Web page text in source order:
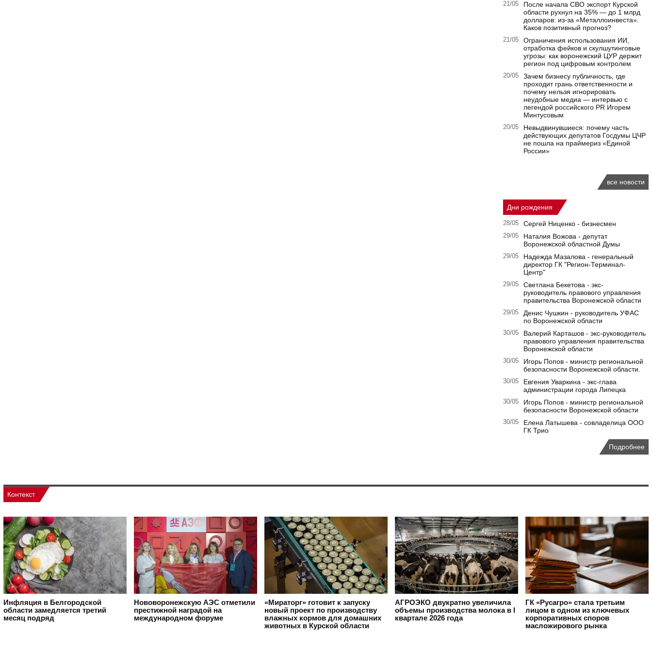
21/05
После начала СВО экспорт Курской
области рухнул на 35% — до 1 млрд
долларов: из-за «Металлоинвеста».
Каков позитивный прогноз?
21/05
Ограничения использования ИИ,
отработка фейков и скулшутинговые
угрозы: как воронежский ЦУР держит
регион под цифровым контролем
20/05
Зачем бизнесу публичность, где
проходит грань ответственности и
почему нельзя игнорировать
неудобные медиа — интервью с
легендой российского PR Игорем
Минтусовым
20/05
Невыдвинувшиеся: почему часть
действующих депутатов Госдумы ЦЧР
не пошла на праймериз «Единой
России»
все новости
Дни рождения
28/05 Сергей Ниценко - бизнесмен
29/05
Наталия Вожова - депутат
Воронежской областной Думы
29/05
Надежда Мазалова - генеральный
директор ГК "Регион-Терминал-
Центр"
29/05
Светлана Бекетова - экс-
руководитель правового управления
правительства Воронежской области
29/05
Денис Чушкин - руководитель УФАС
по Воронежской области
30/05
Валерий Карташов - экс-руководитель
правового управления правительства
Воронежской области
30/05
Игорь Попов - министр региональной
безопасности Воронежской области.
30/05
Евгения Уваркина - экс-глава
администрации города Липецка
30/05
Игорь Попов - министр региональной
безопасности Воронежской области
30/05
Елена Латышева - совладелица ООО
ГК Трио
Подробнее
Контекст
Инфляция в Белгородской
области замедляется третий
месяц подряд
Нововоронежскую АЭС отметили
престижной наградой на
международном форуме
«Мираторг» готовит к запуску
новый проект по производству
влажных кормов для домашних
животных в Курской области
АГРОЭКО двукратно увеличила
объемы производства молока в I
квартале 2026 года
ГК «Русагро» стала третьим
лицом в одном из ключевых
корпоративных споров
масложирового рынка